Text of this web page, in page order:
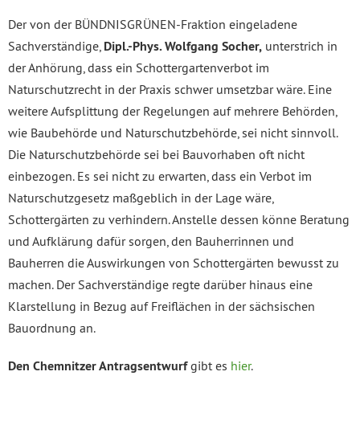
Der von der BÜNDNISGRÜNEN-Fraktion eingeladene
Sachverständige, Dipl.-Phys. Wolfgang Socher, unterstrich in
der Anhörung, dass ein Schottergartenverbot im
Naturschutzrecht in der Praxis schwer umsetzbar wäre. Eine
weitere Aufsplittung der Regelungen auf mehrere Behörden,
wie Baubehörde und Naturschutzbehörde, sei nicht sinnvoll.
Die Naturschutzbehörde sei bei Bauvorhaben oft nicht
einbezogen. Es sei nicht zu erwarten, dass ein Verbot im
Naturschutzgesetz maßgeblich in der Lage wäre,
Schottergärten zu verhindern. Anstelle dessen könne Beratung
und Aufklärung dafür sorgen, den Bauherrinnen und
Bauherren die Auswirkungen von Schottergärten bewusst zu
machen. Der Sachverständige regte darüber hinaus eine
Klarstellung in Bezug auf Freiflächen in der sächsischen
Bauordnung an.
Den Chemnitzer Antragsentwurfgibt es hier.